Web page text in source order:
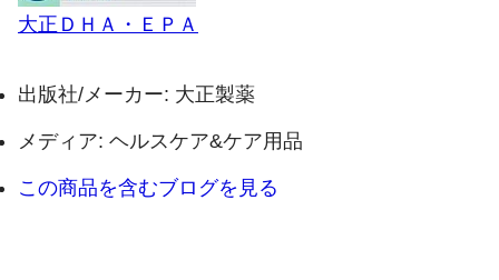
大正ＤＨＡ・ＥＰＡ
出版社/メーカー: 大正製薬
メディア: ヘルスケア&ケア用品
この商品を含むブログを見る